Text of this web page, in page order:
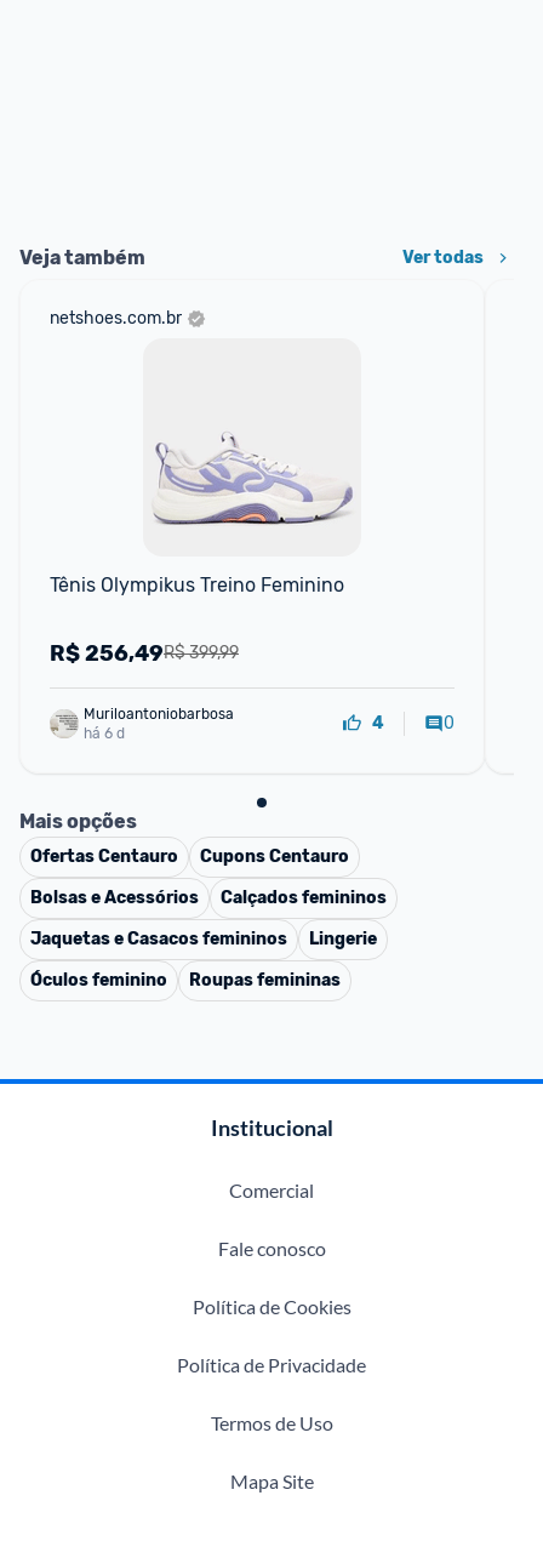
Veja também Ver todas
netshoes.com.br
Tênis Olympikus Treino Feminino
R$ 399,99
R$256,49
Muriloantoniobarbosa
há 6 d
4 0
Mais opções
OfertasCentauro CuponsCentauro
Bolsas e Acessórios
Calçados femininos
Jaquetas e Casacos femininos
Lingerie
Óculos feminino
Roupas femininas
Institucional
Comercial
Fale conosco
Política de Cookies
Política de Privacidade
Termos de Uso
Mapa Site